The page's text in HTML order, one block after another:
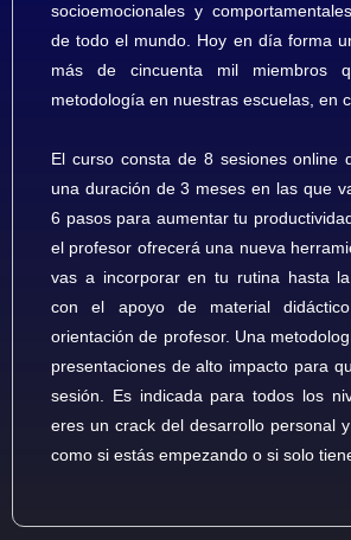
socioemocionales y
de todo el mundo. Hoy en día forma
más de cincuenta mil miembros
metodología en nuestras escuelas, en
El curso consta de 8 sesiones online
una duración de 3 meses en las que
6 pasos para aumentar tu
el profesor ofrecerá una nueva
vas a incorporar en tu rutina hasta la
con el apoyo de material
orientación de profesor. Una
presentaciones de alto impacto para
sesión. Es indicada para todos los
eres un crack del desarrollo personal y
como si estás empezando o si solo